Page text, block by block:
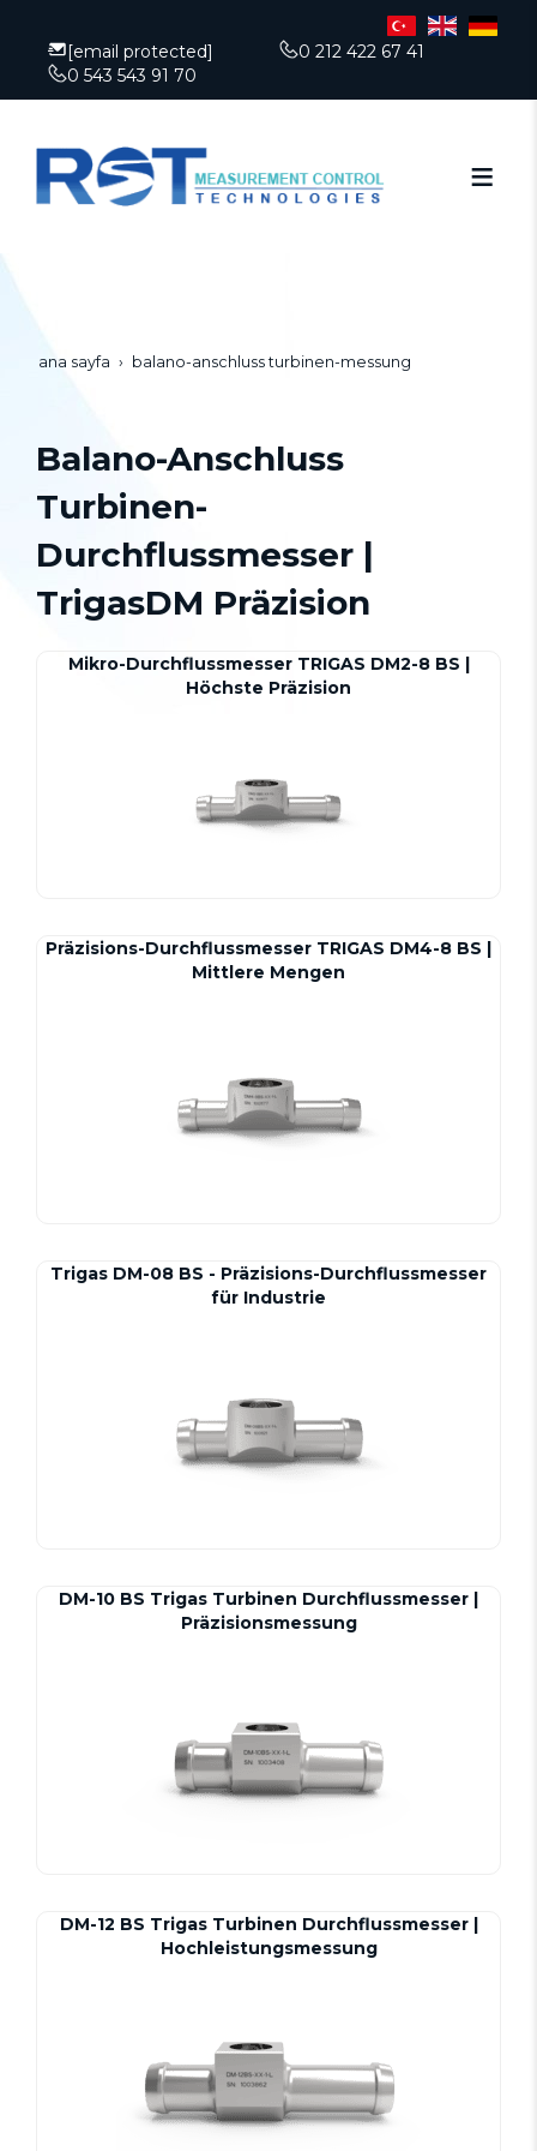
[email protected]
0 212 422 67 41
0 543 543 91 70
ana sayfa balano-anschluss turbinen-messung
Balano-Anschluss
Turbinen-
Durchflussmesser |
TrigasDM Präzision
Mikro-Durchflussmesser TRIGAS DM2-8 BS |
Höchste Präzision
Präzisions-Durchflussmesser TRIGAS DM4-8 BS |
Mittlere Mengen
Trigas DM-08 BS - Präzisions-Durchflussmesser
für Industrie
DM-10 BS Trigas Turbinen Durchflussmesser |
Präzisionsmessung
DM-12 BS Trigas Turbinen Durchflussmesser |
Hochleistungsmessung